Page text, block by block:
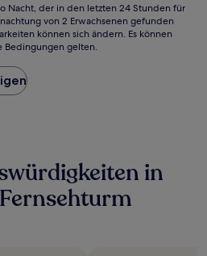
Nacht, der in den letzten 24 Stunden für
von 2 Erwachsenen gefunden
können sich ändern. Es können
Bedingungen gelten.
in